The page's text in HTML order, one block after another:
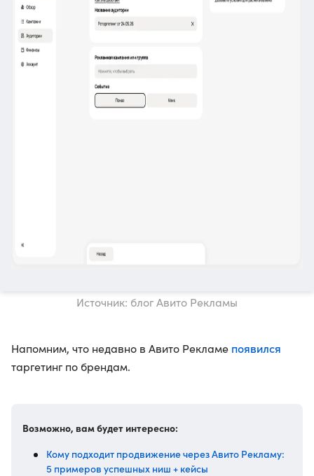
Источник: блог Авито Рекламы
Напомним, что недавно в Авито Рекламе появился
таргетинг по брендам.
Возможно, вам будет интересно:
Кому подходит продвижение через Авито Рекламу:
5 примеров успешных ниш + кейсы